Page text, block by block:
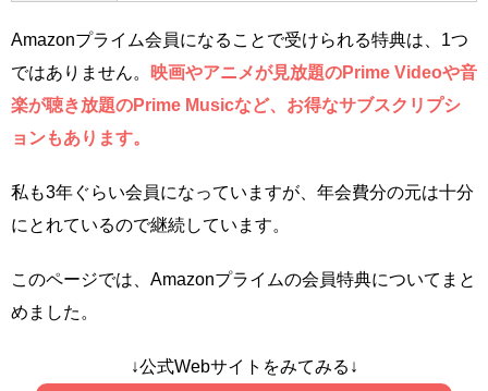
Amazonプライム会員になることで受けられる特典は、1つ
ではありません。
映画やアニメが見放題のPrime Videoや音
楽が聴き放題のPrime Musicなど、お得なサブスクリプシ
ョンもあります。
私も3年ぐらい会員になっていますが、年会費分の元は十分
にとれているので継続しています。
このページでは、Amazonプライムの会員特典についてまと
めました。
↓公式Webサイトをみてみる↓